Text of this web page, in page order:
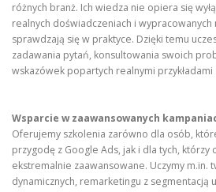
różnych branż. Ich wiedza nie opiera się
realnych doświadczeniach i
sprawdzają się w praktyce. Dzięki temu
zadawania pytań, konsultowania swoich
wskazówek popartych realnymi przykładami
Wsparcie w zaawansowanych
Oferujemy szkolenia zarówno dla osób,
przygodę z Google Ads, jak i dla tych, którzy
ekstremalnie zaawansowane. Uczymy m.in.
dynamicznych, remarketingu z segmentacją